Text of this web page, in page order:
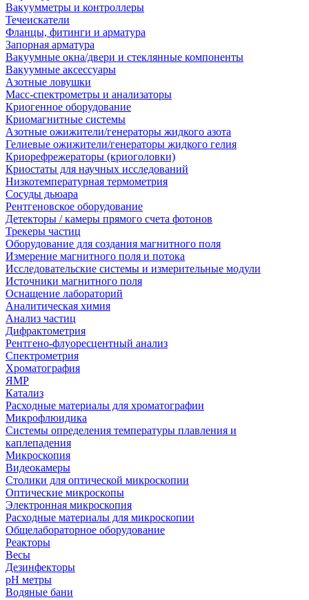
Вакуумметры и контроллеры
Течеискатели
Фланцы, фитинги и арматура
Запорная арматура
Вакуумные окна/двери и стеклянные компоненты
Вакуумные аксессуары
Азотные ловушки
Масс-спектрометры и анализаторы
Криогенное оборудование
Криомагнитные системы
Азотные ожижители/генераторы жидкого азота
Гелиевые ожижители/генераторы жидкого гелия
Криорефрежераторы (криоголовки)
Криостаты для научных исследований
Низкотемпературная термометрия
Сосуды дьюара
Рентгеновское оборудование
Детекторы / камеры прямого счета фотонов
Трекеры частиц
Оборудование для создания магнитного поля
Измерение магнитного поля и потока
Исследовательские системы и измерительные модули
Источники магнитного поля
Оснащение лабораторий
Аналитическая химия
Анализ частиц
Дифрактометрия
Рентгено-флуоресцентный анализ
Спектрометрия
Хроматография
ЯМР
Катализ
Расходные материалы для хроматографии
Микрофлюидика
Системы определения температуры плавления и
каплепадения
Микроскопия
Видеокамеры
Столики для оптической микроскопии
Оптические микроскопы
Электронная микроскопия
Расходные материалы для микроскопии
Общелабораторное оборудование
Реакторы
Весы
Дезинфекторы
рН метры
Водяные бани